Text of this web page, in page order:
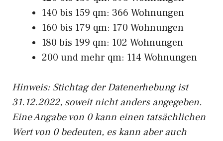
140 bis 159 qm: 366 Wohnungen
160 bis 179 qm: 170 Wohnungen
180 bis 199 qm: 102 Wohnungen
200 und mehr qm: 114 Wohnungen
Hinweis: Stichtag der Datenerhebung ist
31.12.2022, soweit nicht anders angegeben.
Eine Angabe von 0 kann einen tatsächlichen
Wert von 0 bedeuten, es kann aber auch